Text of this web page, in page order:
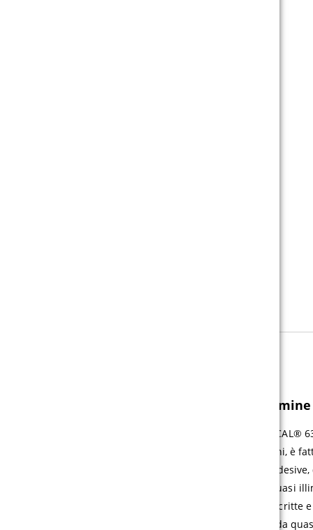
Lettere adesive per breve/medio termine
Una versatilità che colpisce e che rimane.
di plotter da taglio, e con una durata fino a 3 anni, è
termine. L’utilizzo in interni di queste pellicole
ha limiti, e hanno una durata di conservazionequasi
soprattutto per la decorazione o sotto forma di scritte
rimosso, le pellicole adesive si possono togliere da